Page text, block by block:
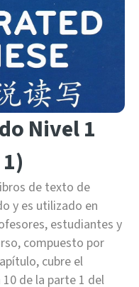
Nivel 1
de texto de
y es utilizado en
estudiantes y
compuesto por
cubre el
de la parte 1 del